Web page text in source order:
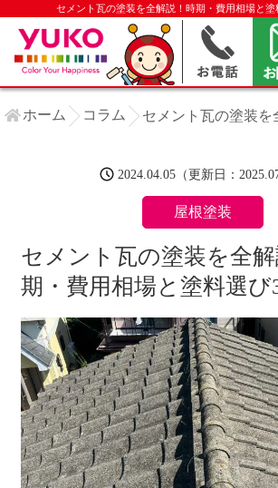
セメント瓦の塗装を全解説！時期・費用相場と塗
ホーム コラム
2024.04.05（更新日：
屋根塗装
セメント瓦の塗装を全
期・費用相場と塗料選び